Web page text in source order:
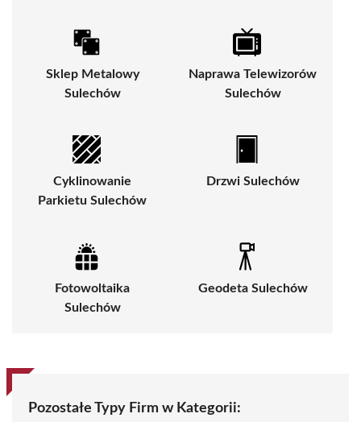
Sklep Metalowy
Sulechów
Naprawa Telewizorów
Sulechów
Cyklinowanie
Parkietu Sulechów
Drzwi Sulechów
Fotowoltaika
Sulechów
Geodeta Sulechów
Pozostałe Typy Firm w Kategorii: